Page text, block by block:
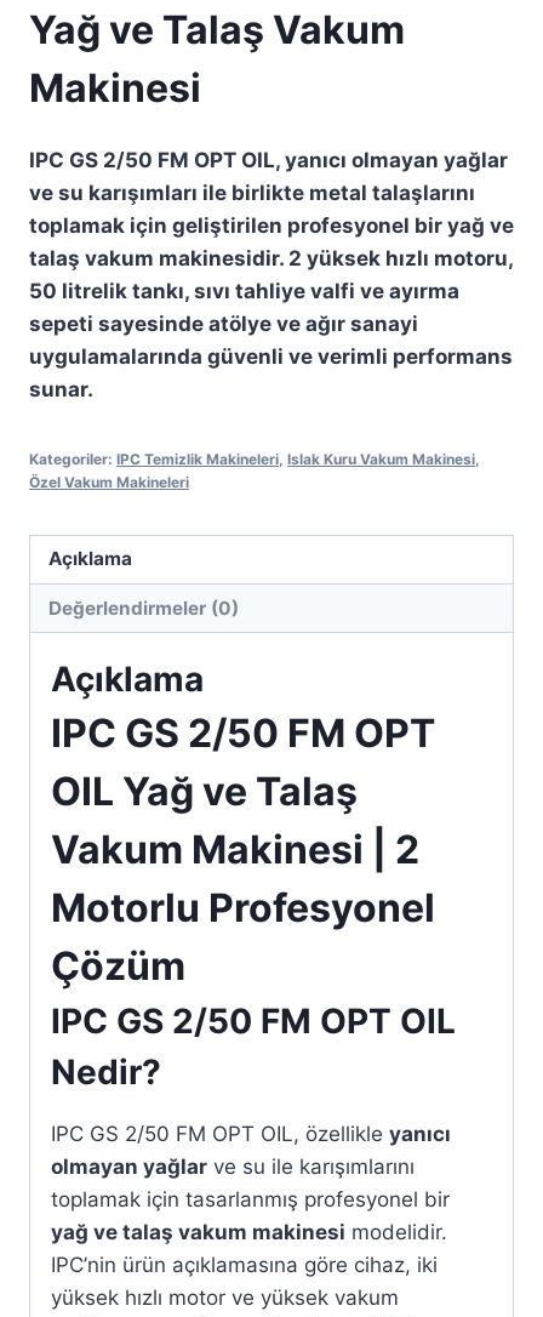
Yağ ve Talaş Vakum
Makinesi
IPC GS 2/50 FM OPT OIL, yanıcı olmayan yağlar
ve su karışımları ile birlikte metal talaşlarını
toplamak için geliştirilen profesyonel bir yağ ve
talaş vakum makinesidir. 2 yüksek hızlı motoru,
50 litrelik tankı, sıvı tahliye valfi ve ayırma
sepeti sayesinde atölye ve ağır sanayi
uygulamalarında güvenli ve verimli performans
sunar.
Kategoriler: IPC Temizlik Makineleri Islak Kuru Vakum Makinesi
Özel Vakum Makineleri
Açıklama
Değerlendirmeler (0)
Açıklama
IPC GS 2/50 FM OPT
OIL Yağ ve Talaş
Vakum Makinesi | 2
Motorlu Profesyonel
Çözüm
IPC GS 2/50 FM OPT OIL
Nedir?
IPC GS 2/50 FM OPT OIL, özellikle yanıcı
olmayan yağlar ve su ile karışımlarını
toplamak için tasarlanmış profesyonel bir
yağ ve talaş vakum makinesi modelidir.
IPC’nin ürün açıklamasına göre cihaz, iki
yüksek hızlı motor ve yüksek vakum